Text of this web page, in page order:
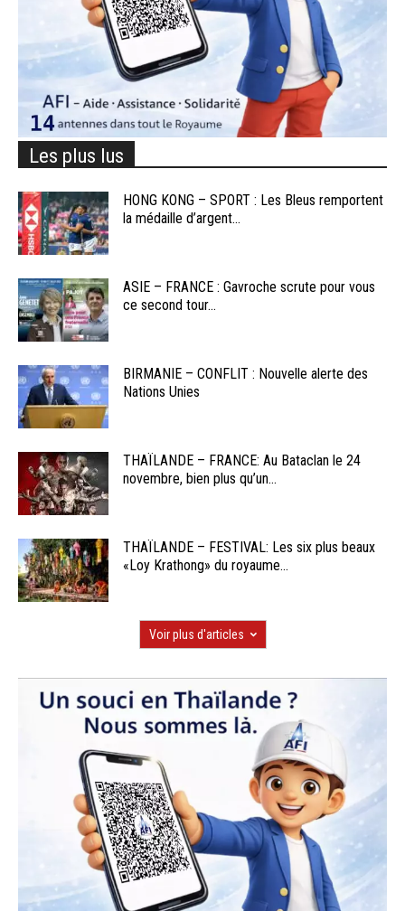
Les plus lus
HONG KONG – SPORT : Les Bleus remportent
la médaille d’argent...
ASIE – FRANCE : Gavroche scrute pour vous
ce second tour...
BIRMANIE – CONFLIT : Nouvelle alerte des
Nations Unies
THAÏLANDE – FRANCE: Au Bataclan le 24
novembre, bien plus qu’un...
THAÏLANDE – FESTIVAL: Les six plus beaux
«Loy Krathong» du royaume...
Voir plus d'articles